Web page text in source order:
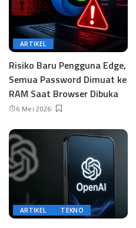
ARTIKEL
Risiko Baru Pengguna Edge,
Semua Password Dimuat ke
RAM Saat Browser Dibuka
6 Mei 2026
ARTIKEL TEKNO